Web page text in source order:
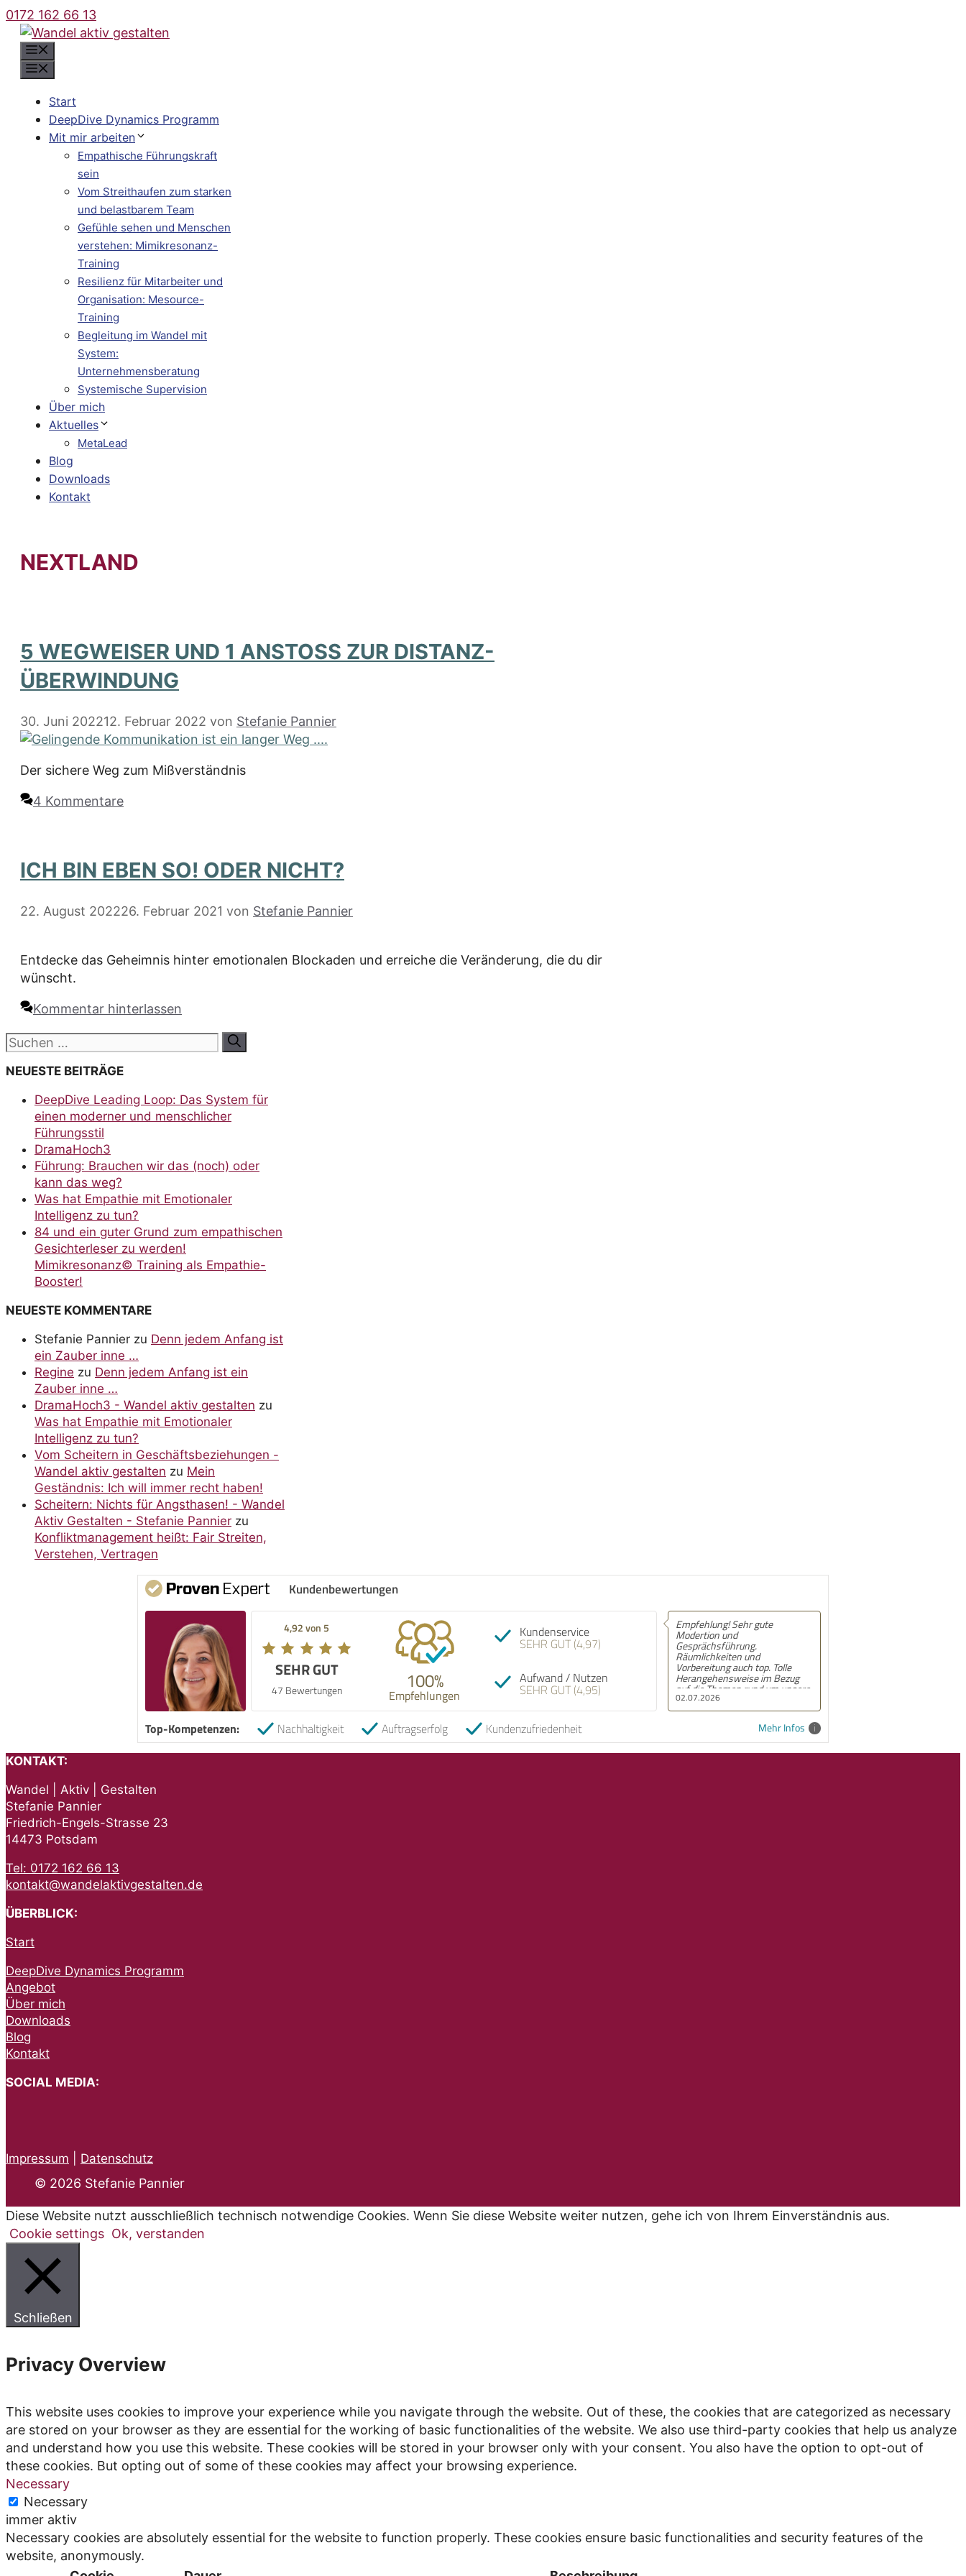
Zum
Inhalt
springen
0172 162 66 13
Start
DeepDive Dynamics Programm
Mit mir arbeiten
Empathische Führungskraft
sein
Vom Streithaufen zum starken
und belastbarem Team
Gefühle sehen und Menschen
verstehen: Mimikresonanz-
Training
Resilienz für Mitarbeiter und
Organisation: Mesource-
Training
Begleitung im Wandel mit
System:
Unternehmensberatung
Systemische Supervision
Über mich
Aktuelles
MetaLead
Blog
Downloads
Kontakt
NEXTLAND
5 WEGWEISER UND 1 ANSTOSS ZUR DISTANZ-Ü
BERWINDUNG
30. Juni 202212. Februar 2022 von Stefanie Pannier
Der sichere Weg zum Mißverständnis
4 Kommentare
ICH BIN EBEN SO! ODER NICHT?
22. August 202226. Februar 2021 von Stefanie Pannier
Entdecke das Geheimnis hinter emotionalen Blockaden und erreiche die Veränderung, die du dir
wünscht.
Kommentar hinterlassen
Suchen
nach:
NEUESTE BEITRÄGE
DeepDive Leading Loop: Das System für
einen moderner und menschlicher
Führungsstil
DramaHoch3
Führung: Brauchen wir das (noch) oder
kann das weg?
Was hat Empathie mit Emotionaler
Intelligenz zu tun?
84 und ein guter Grund zum empathischen
Gesichterleser zu werden!
Mimikresonanz© Training als Empathie-
Booster!
NEUESTE KOMMENTARE
Stefanie Pannier zu Denn jedem Anfang ist
ein Zauber inne …
Regine zu Denn jedem Anfang ist ein
Zauber inne …
DramaHoch3 - Wandel aktiv gestalten zu
Was hat Empathie mit Emotionaler
Intelligenz zu tun?
Vom Scheitern in Geschäftsbeziehungen -
Wandel aktiv gestalten zu Mein
Geständnis: Ich will immer recht haben!
Scheitern: Nichts für Angsthasen! - Wandel
Aktiv Gestalten - Stefanie Pannier zu
Konfliktmanagement heißt: Fair Streiten,
Verstehen, Vertragen
Kundenbewertungen
4,92 von 5
SEHR GUT
47 Bewertungen 100%
Empfehlungen
Kundenservice
SEHR GUT (4,97)
Aufwand / Nutzen
SEHR GUT (4,95) 01.07.2026
Empfehlung! Mir fällt es jetzt
leichter alle im Team zu sehen
und ihre Leistungen
anzuerkennen.
Mehr Infos
Top-Kompetenzen: Nachhaltigkeit Auftragserfolg Kundenzufriedenheit
KONTAKT:
Wandel | Aktiv | Gestalten
Stefanie Pannier
Friedrich-Engels-Strasse 23
14473 Potsdam
Tel: 0172 162 66 13
kontakt@wandelaktivgestalten.de
ÜBERBLICK:
Start
DeepDive Dynamics Programm
Angebot
Über mich
Downloads
Blog
Kontakt
SOCIAL MEDIA:
Impressum Datenschutz
© 2026 Stefanie Pannier
Diese Website nutzt ausschließlich technisch notwendige Cookies. Wenn Sie diese Website weiter nutzen, gehe ich von Ihrem Einverständnis aus.
Cookie settings Ok, verstanden
Schließen
Privacy Overview
This website uses cookies to improve your experience while you navigate through the website. Out of these, the cookies that are categorized as necessary
are stored on your browser as they are essential for the working of basic functionalities of the website. We also use third-party cookies that help us analyze
and understand how you use this website. These cookies will be stored in your browser only with your consent. You also have the option to opt-out of
these cookies. But opting out of some of these cookies may affect your browsing experience.
Necessary
Necessary
immer aktiv
Necessary cookies are absolutely essential for the website to function properly. These cookies ensure basic functionalities and security features of the
website, anonymously.